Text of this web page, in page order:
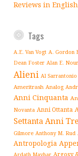
Reviews in English
Tags
A.E. Van Vogt A. Gordon
Dean Foster Alan E.
Alieni Al Sarrantonio
Ameritrash Analog
Anni Cinquanta
Novanta Anni Ottanta
SettantaAnni
Gilmore Anthony M. Rud
Antropologia